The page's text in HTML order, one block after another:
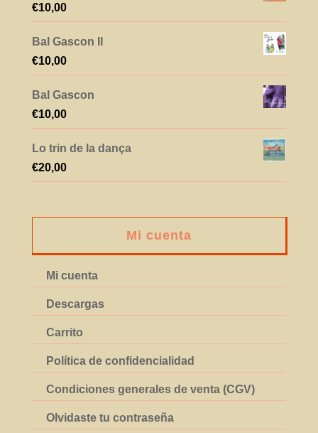
€10,00
Bal Gascon II
€10,00
Bal Gascon
€10,00
Lo trin de la dança
€20,00
Mi cuenta
Mi cuenta
Descargas
Carrito
Política de confidencialidad
Condiciones generales de venta (CGV)
Olvidaste tu contraseña